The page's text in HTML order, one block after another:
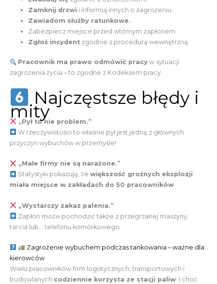
Zamknij drzwi i informuj innych o zagrożeniu.
Zawiadom służby ratunkowe.
Zabezpiecz miejsce przed wtórnym zapłonem.
Zgłoś incydentzgodnie z procedurą wewnętrzną.
Pracownik ma prawo odmówić pracy w sytuacji
zagrożenia życia – to zgodne z Kodeksem pracy.
Najczęstsze błędy i
mity
„Pył to nie problem.”
W rzeczywistości to właśnie pył jest jedną z głównych
przyczyn wybuchów w przemyśle!
„Małe firmy nie są narażone.”
Statystyki pokazują, żewiększość groźnych eksplozji
miała miejsce w zakładach do 50 pracowników.
„Wystarczy zakaz palenia.”
Zapłon może pochodzić także z przegrzanej maszyny,
tarcia lub… telefonu komórkowego.
Zagrożenie wybuchem podczas tankowania – ważne dla
kierowców
Wielu pracowników firm logistycznych, transportowych i
budowlanych codziennie korzysta ze stacji paliw. I choć